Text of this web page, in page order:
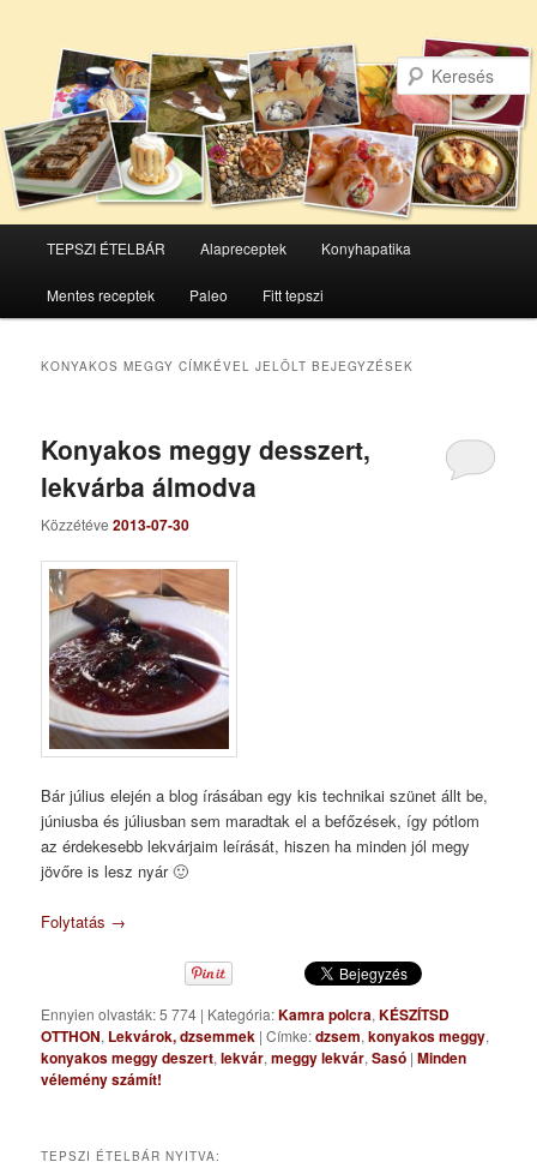
Tovább
az
Tovább
a
TEPSZI ÉTELBÁR Alapreceptek Konyhapatika
Mentes receptek Paleo Fitt tepszi
KONYAKOS MEGGY CÍMKÉVEL JELÖLT BEJEGYZÉSEK
Konyakos meggy desszert,
lekvárba álmodva
Közzétéve2013-07-30
Bár július elején a blog írásában egy kis technikai szünet állt be,
júniusba és júliusban sem maradtak el a befőzések, így pótlom
az érdekesebb lekvárjaim leírását, hiszen ha minden jól megy
jövőre is lesz nyár 🙂
Folytatás →
Ennyien olvasták: 5 774 | Kategória:Kamra polcra,KÉSZÍTSD
OTTHON, Lekvárok, dzsemmek |Címke:dzsem,konyakos meggy,
konyakos meggy deszert,lekvár,meggy lekvár,Sasó |Minden
vélemény számít!
TEPSZI ÉTELBÁR NYITVA: